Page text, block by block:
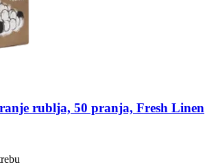
rublja, 50 pranja, Fresh Linen